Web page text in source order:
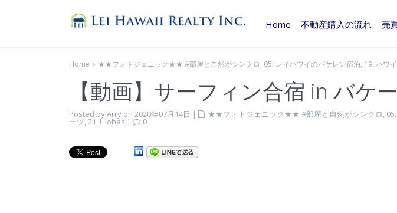
Home 不動産購入の流れ 売
Home ★★フォトジェニック★★ #部屋と自然がシンクロ, 05. レイハワイのバケレン宿泊, 19. ハワ
【動画】サーフィン合宿 in バケ
Posted by Arry on 2020年07月14日 | ★★フォトジェニック★★ #部屋と自然がシンクロ,
ーツ,21. L lohas | 0